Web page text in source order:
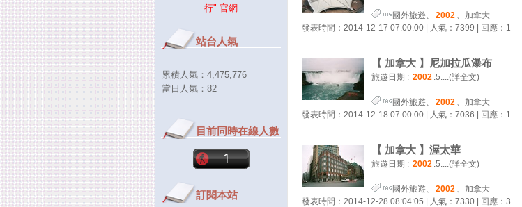
國外旅遊、 2002 、 加拿大
發表時間：2014-12-17 07:00:00 | 人氣：7399 | 回應：1
【 加拿大 】尼加拉瓜瀑布
旅遊日期 : 2002 .5....(詳全文)
國外旅遊、 2002 、 加拿大
發表時間：2014-12-18 07:00:00 | 人氣：7036 | 回應：1
【 加拿大 】渥太華
旅遊日期 : 2002 .5....(詳全文)
國外旅遊、 2002 、 加拿大
發表時間：2014-12-28 08:04:05 | 人氣：7330 | 回應：3
行" 官網
站台人氣
累積人氣： 4,475,776
當日人氣： 82
目前同時在線人數
訂閱本站